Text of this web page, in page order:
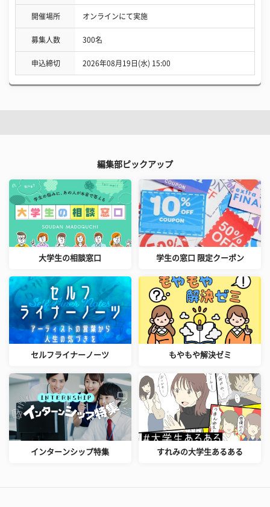
開催場所 オンラインにて実施
募集人数 300名
申込締切 2026年08月19日(水) 15:00
編集部ピックアップ
大学生の相談窓口 学生の窓口 限定クーポン
セルフライナーノーツ もやもや解決ゼミ
インターンシップ特集 すれみの大学生あるある